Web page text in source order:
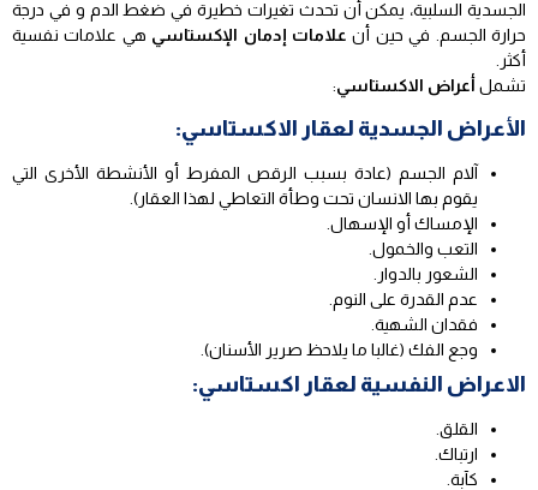
الجسدية السلبية، يمكن أن تحدث تغيرات خطيرة في ضغط الدم و في درجة
حرارة الجسم. في حين أن علامات إدمان الإكستاسي هي علامات نفسية
أكثر.
تشمل أعراض الاكستاسي:
الأعراض الجسدية لعقار الاكستاسي:
آلام الجسم (عادة بسبب الرقص المفرط أو الأنشطة الأخرى التي
يقوم بها الانسان تحت وطأة التعاطي لهذا العقار).
الإمساك أو الإسهال.
التعب والخمول.
الشعور بالدوار.
عدم القدرة على النوم.
فقدان الشهية.
وجع الفك (غالبا ما يلاحظ صرير الأسنان).
الاعراض النفسية لعقار اكستاسي:
القلق.
ارتباك.
كآبة.